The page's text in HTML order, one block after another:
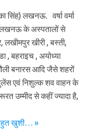
सिंह) लखनऊ. वर्षा वर्मा
लखनऊ के अस्पतालों से
खीरी , बस्ती,
, बहराइच , अयोध्या
बनारस आदि जैसे शहरों
एवं निशुल्क शव वाहन के
उम्मीद से कहीं ज्यादा है,
खुशी… »